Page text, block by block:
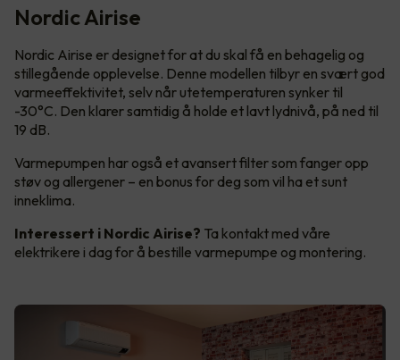
Nordic Airise
Nordic Airise er designet for at du skal få en behagelig og
stillegående opplevelse. Denne modellen tilbyr en svært god
varmeeffektivitet, selv når utetemperaturen synker til
-30°C. Den klarer samtidig å holde et lavt lydnivå, på ned til
19 dB.
Varmepumpen har også et avansert filter som fanger opp
støv og allergener – en bonus for deg som vil ha et sunt
inneklima.
Interessert i Nordic Airise? Ta kontakt med våre
elektrikere i dag for å bestille varmepumpe og montering.